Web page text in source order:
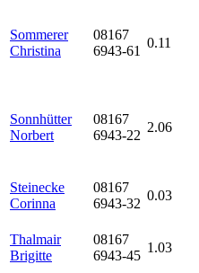
Sommerer
Christina
08167
6943-61
0.11
Sonnhütter
Norbert
08167
6943-22
2.06
Steinecke
Corinna
08167
6943-32
0.03
Thalmair
Brigitte
08167
6943-45
1.03